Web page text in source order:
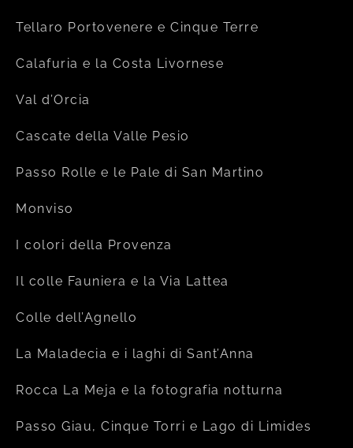
Tellaro Portovenere e Cinque Terre
Calafuria e la Costa Livornese
Val d’Orcia
Cascate della Valle Pesio
Passo Rolle e le Pale di San Martino
Monviso
I colori della Provenza
Il colle Fauniera e la Via Lattea
Colle dell’Agnello
La Maladecia e i laghi di Sant’Anna
Rocca La Meja e la fotografia notturna
Passo Giau, Cinque Torri e Lago di Limides